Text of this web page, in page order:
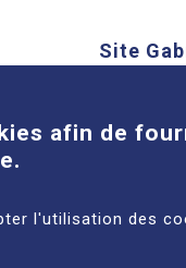
Site
afin de
l'utilisation des